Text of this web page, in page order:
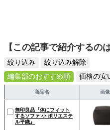
【この記事で紹介するの
絞り込み
絞り込み解除
編集部のおすすめ順
価格の安
商品名 画像
無印良品『体にフィット
するソファ 小 ポリエステ
ル平織』